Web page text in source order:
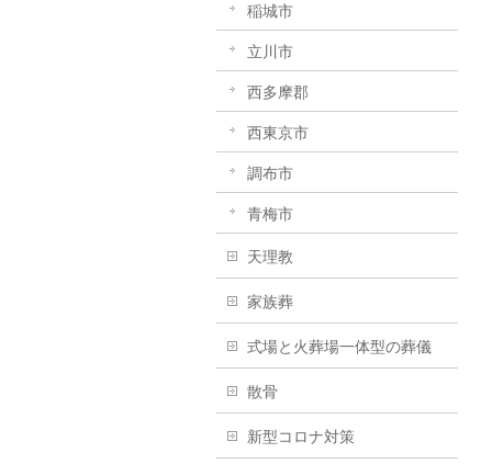
稲城市
立川市
西多摩郡
西東京市
調布市
青梅市
天理教
家族葬
式場と火葬場一体型の葬儀
散骨
新型コロナ対策